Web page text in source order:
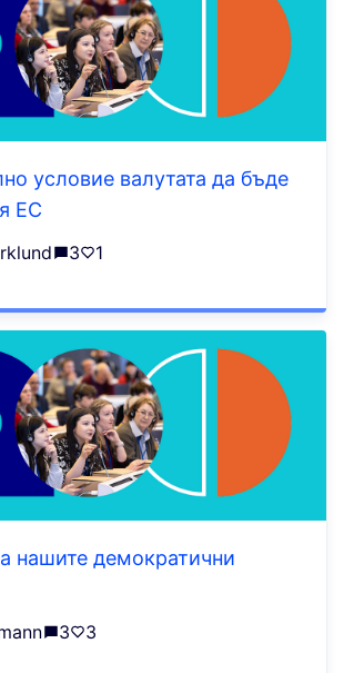
условие валутата да бъде
ЕС
3 1
нашите демократични
3 3